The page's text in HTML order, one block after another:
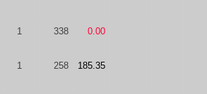
1 338 0.00
1 258 185.35